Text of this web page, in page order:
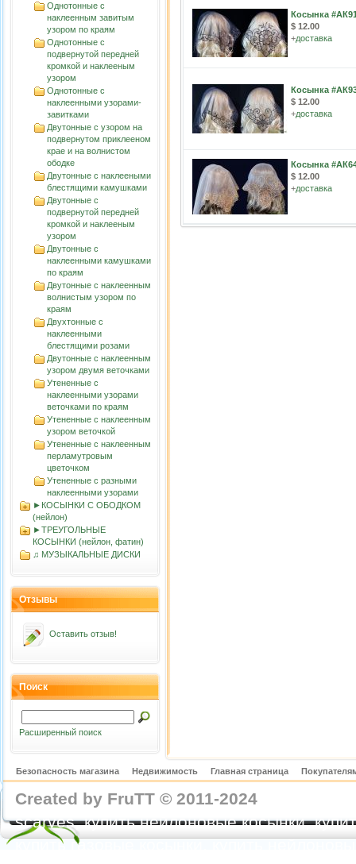
Однотонные с
наклеенным завитым
узорoм по краям
Однотонные с
подвернутой передней
кромкой и наклееным
узором
Однотонные с
наклеенными узорами-
завитками
Двутонные с узором на
подвернутом приклееном
крае и на волнистом
ободке
Двутонные с наклееными
блестящими камушками
Двутонные с
подвернутой передней
кромкой и наклееным
узором
Двутонные с
наклеенными камушками
по краям
Двутонные с наклеенным
волнистым узорoм по
краям
Двухтонные с
наклеенными
блестящими розами
Двутонные с наклеенным
узором двумя веточками
Утененные с
наклеенными узорами
веточками по краям
Утененные с наклеенным
узором веточкой
Утененные с наклеенным
перламутровым
цветочком
Утененные с разными
наклеенными узорами
►КОСЫНКИ С ОБОДКОМ
(нейлон)
►ТРЕУГОЛЬНЫЕ
КОСЫНКИ (нейлон, фатин)
♫ МУЗЫКАЛЬНЫЕ ДИСКИ
Отзывы
Оставить отзыв!
Поиск
Расширенный поиск
Косынка
$ 12.00
+доставка
Косынка
$ 12.00
+доставка
Косынка
$ 12.00
+доставка
Безопасность магазина Недвижимость Главная страница
Created by FruTT © 2011-2024
scarves, купить нейлоновые косынки,
купить газовые косынки, купить